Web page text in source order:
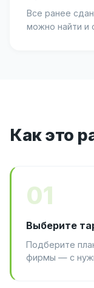
Все ранее
можно найти и
Как это
01
Выберите
Подберите
фирмы — с